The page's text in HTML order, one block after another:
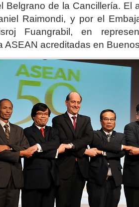
Belgrano de la Cancillería. El
Raimondi, y por el
Fuangrabil, en
ASEAN acreditadas en